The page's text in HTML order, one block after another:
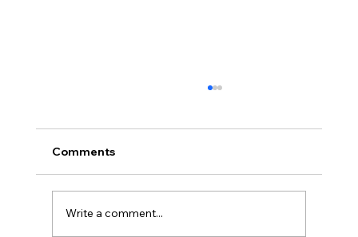
Comments
Write a comment...